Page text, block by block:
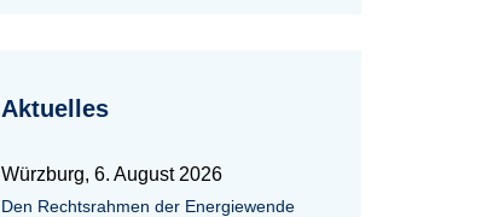
Aktuelles
Würzburg, 6. August 2026
Den Rechtsrahmen der Energiewende